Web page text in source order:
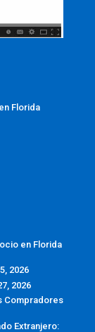
Florida
en Florida
2026
2026
Compradores
Extranjero: